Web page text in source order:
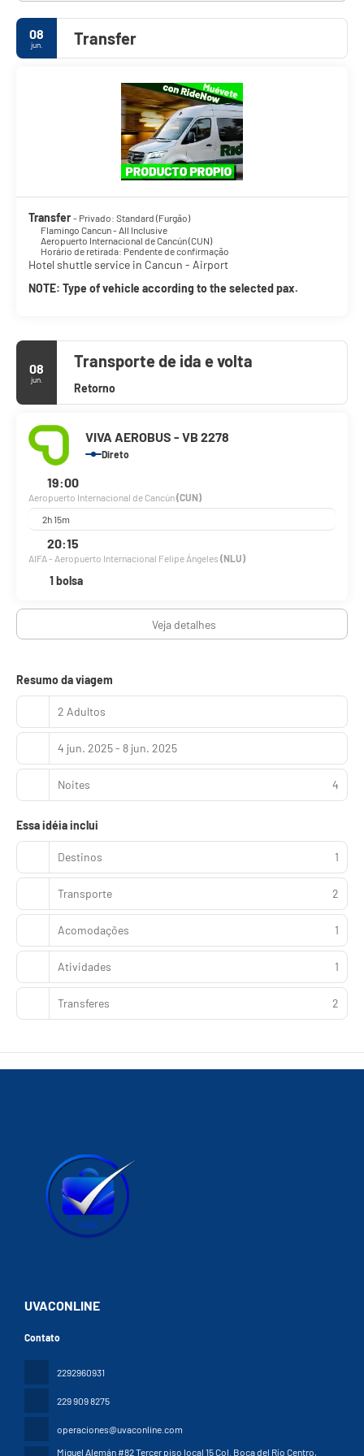
08
jun. Transfer
Transfer - Privado: Standard (Furgão)
Flamingo Cancun - All Inclusive
Aeropuerto Internacional de Cancún (CUN)
Horário de retirada: Pendente de confirmação
Hotel shuttle service in Cancun - Airport
NOTE: Type of vehicle according to the selected pax.
08
jun.
Transporte de ida e volta
Retorno
VIVA AEROBUS - VB 2278
Direto
19:00
Aeropuerto Internacional de Cancún(CUN)
2h 15m
20:15
AIFA - Aeropuerto Internacional Felipe Ángeles (NLU)
1 bolsa
Veja detalhes
Resumo da viagem
2 Adultos
4 jun. 2025 - 8 jun. 2025
Noites 4
Essa idéia inclui
Destinos 1
Transporte 2
Acomodações 1
Atividades 1
Transferes 2
UVACONLINE
Contato
2292960931
229 909 8275
operaciones@uvaconline.com
Miguel Alemán #82 Tercer piso local 15 Col. Boca del Río Centro,